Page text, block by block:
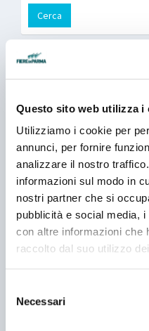
Questo sito web utilizza i
Utilizziamo i cookie per
annunci, per fornire
analizzare il nostro
informazioni sul modo in
nostri partner che si
pubblicità e social media,
con altre informazioni che
raccolto dal suo utilizzo
delNecessari
Cerca
Padiglione 02
ALBA SRL
Padiglione 02
ALEMASAT
Padiglione 02